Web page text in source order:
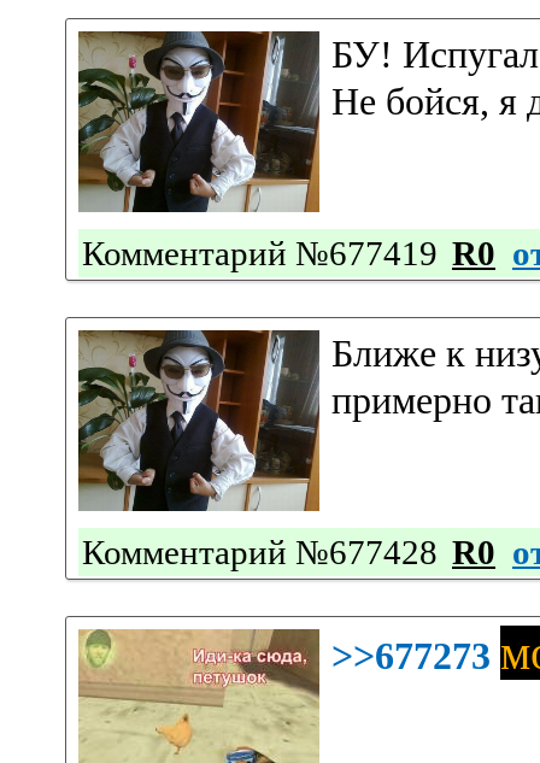
БУ!
Не бойся, я
Комментарий №677419 R0
Ближе к
примерно
Комментарий №677428 R0
>>677273